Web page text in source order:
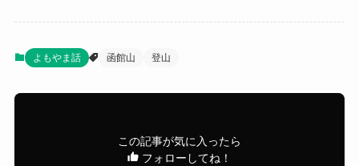
よもやま話 函館山 登山
この記事が気に入ったら
フォローしてね！